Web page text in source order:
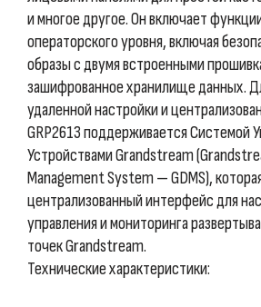
и многое другое. Он включает
операторского уровня, включая
образы с двумя встроенными
зашифрованное хранилище данных.
удаленной настройки и
GRP2613 поддерживается Системой
Устройствами Grandstream
Management System — GDMS),
централизованный интерфейс для
управления и мониторинга
точек Grandstream.
Технические характеристики: